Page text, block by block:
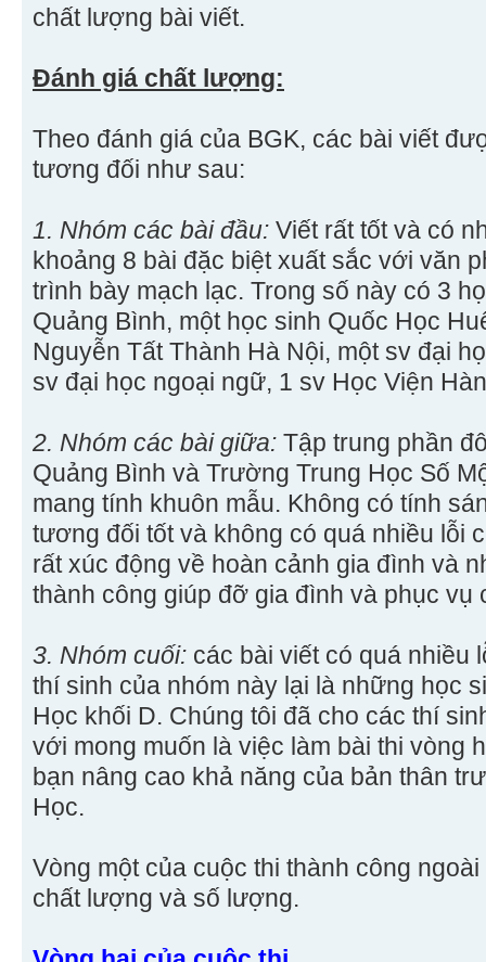
chất lượng bài viết.
Đánh giá chất lượng:
Theo đánh giá của BGK, các bài viết
tương đối như sau:
1. Nhóm các bài đầu: Viết rất tốt và có
khoảng 8 bài đặc biệt xuất sắc với văn
trình bày mạch lạc. Trong số này có 3
Quảng Bình, một học sinh Quốc Học
Nguyễn Tất Thành Hà Nội, một sv đại
sv đại học ngoại ngữ, 1 sv Học Viện
2. Nhóm các bài giữa: Tập trung phần
Quảng Bình và Trường Trung Học Số
mang tính khuôn mẫu. Không có tính
tương đối tốt và không có quá nhiều lỗi
rất xúc động về hoàn cảnh gia đình và
thành công giúp đỡ gia đình và phục vụ
3. Nhóm cuối: các bài viết có quá nhiều
thí sinh của nhóm này lại là những học
Học khối D. Chúng tôi đã cho các thí
với mong muốn là việc làm bài thi vòng
bạn nâng cao khả năng của bản thân
Học.
Vòng một của cuộc thi thành công
chất lượng và số lượng.